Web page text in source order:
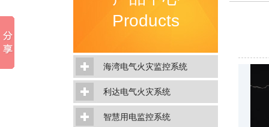
Products
海湾电气火灾监控系统
利达电气火灾系统
智慧用电监控系统